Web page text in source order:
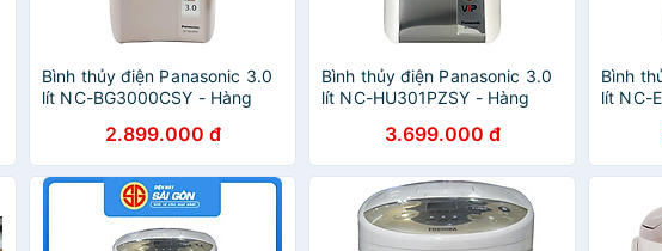
Bình thủy điện Panasonic 3.0
lít NC-BG3000CSY - Hàng
2.899.000 đ
Bình thủy điện Panasonic 3.0
lít NC-HU301PZSY - Hàng
3.699.000 đ
Bình
lít NC-